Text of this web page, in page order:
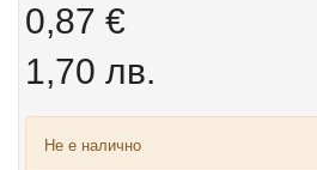
0,87 €
1,70 лв.
Не е налично